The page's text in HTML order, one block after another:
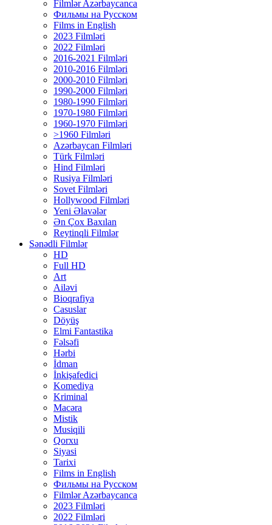
Filmlər Azərbaycanca
Фильмы на Русском
Films in English
2023 Filmləri
2022 Filmləri
2016-2021 Filmləri
2010-2016 Filmləri
2000-2010 Filmləri
1990-2000 Filmləri
1980-1990 Filmləri
1970-1980 Filmləri
1960-1970 Filmləri
>1960 Filmləri
Azərbaycan Filmləri
Türk Filmləri
Hind Filmləri
Rusiya Filmləri
Sovet Filmləri
Hollywood Filmləri
Yeni Əlavələr
Ən Çox Baxılan
Reytinqli Filmlər
Sənədli Filmlər
HD
Full HD
Art
Ailəvi
Bioqrafiya
Casuslar
Döyüş
Elmi Fantastika
Fəlsəfi
Hərbi
İdman
İnkişafedici
Komediya
Kriminal
Macəra
Mistik
Musiqili
Qorxu
Siyasi
Tarixi
Films in English
Фильмы на Русском
Filmlər Azərbaycanca
2023 Filmləri
2022 Filmləri